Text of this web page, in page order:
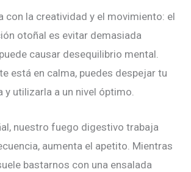
con la creatividad y el movimiento: el
otoñal es evitar demasiada
causar desequilibrio mental.
está en calma, puedes despejar tu
y utilizarla a un nivel óptimo.
nuestro fuego digestivo trabaja
aumenta el apetito. Mientras
bastarnos con una ensalada